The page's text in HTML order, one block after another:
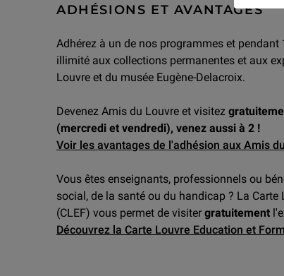
ADHÉSIONS ET AVANTAGES
Adhérez à un de nos programmes et pendant
illimité aux collections permanentes et aux
Louvre et du musée Eugène-Delacroix.
Devenez Amis du Louvre et visitez
(mercredi et vendredi), venez aussi à 2 !
Voir les avantages de l'adhésion aux Amis
Vous êtes enseignants, professionnels ou
social, de la santé ou du handicap ? La
(CLEF) vous permet de visiter gratuitement
Découvrez la Carte Louvre Education et